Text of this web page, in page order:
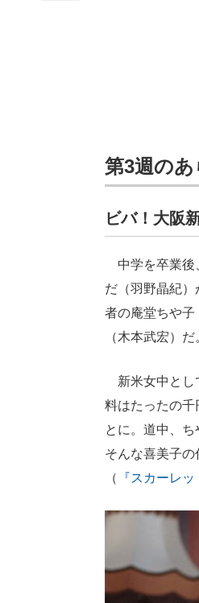
第3週のあ
ビバ！大阪
中学を卒業後
だ（羽野晶紀
者の庵堂ちや
（木本武宏）だ
新米女中とし
料はたったの千
とに。道中、
そんな喜美子の
（
『スカーレ